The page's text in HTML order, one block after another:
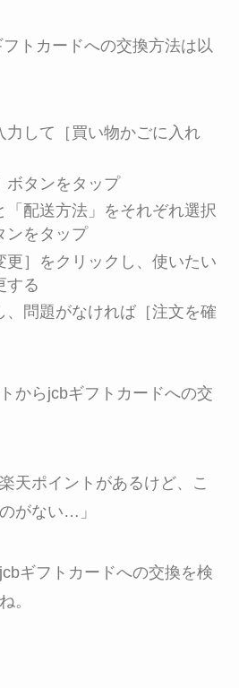
トカードへの交換方法は以
力して［買い物かごに入れ
ボタンをタップ
「配送方法」をそれぞれ選択
ンをタップ
更］をクリックし、使いたい
する
、問題がなければ［注文を確
からjcbギフトカードへの交
天ポイントがあるけど、こ
がない…」
ギフトカードへの交換を検
。